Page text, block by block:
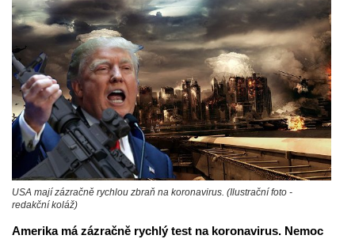
USA mají zázračně rychlou zbraň na koronavirus. (Ilustrační foto -
redakční koláž)
Amerika má zázračně rychlý test na koronavirus. Nemoc